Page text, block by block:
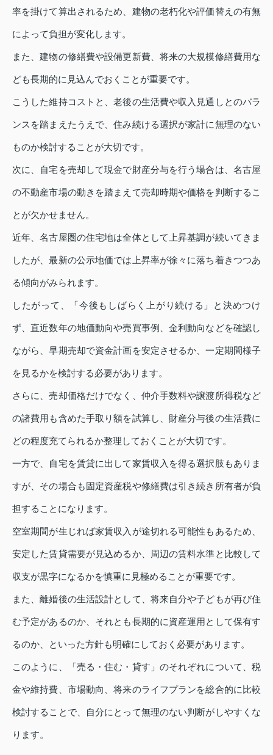
率を掛けて算出されるため、建物の老朽化や評価替えの有無
によって負担が変化します。
また、建物の修繕費や設備更新費、将来の大規模修繕費用な
ども長期的に見込んでおくことが重要です。
こうした維持コストと、老後の生活費や収入見通しとのバラ
ンスを踏まえたうえで、住み続ける選択が家計に無理のない
ものか検討することが大切です。
次に、自宅を売却して現金で財産分与を行う場合は、名古屋
の不動産市場の動きを踏まえて売却時期や価格を判断するこ
とが欠かせません。
近年、名古屋圏の住宅地は全体として上昇基調が続いてきま
したが、最新の公示地価では上昇率が徐々に落ち着きつつあ
る傾向がみられます。
したがって、「今後もしばらく上がり続ける」と決めつけ
ず、直近数年の地価動向や売買事例、金利動向などを確認し
ながら、早期売却で資金計画を安定させるか、一定期間様子
を見るかを検討する必要があります。
さらに、売却価格だけでなく、仲介手数料や譲渡所得税など
の諸費用も含めた手取り額を試算し、財産分与後の生活費に
どの程度充てられるか整理しておくことが大切です。
一方で、自宅を賃貸に出して家賃収入を得る選択肢もありま
すが、その場合も固定資産税や修繕費は引き続き所有者が負
担することになります。
空室期間が生じれば家賃収入が途切れる可能性もあるため、
安定した賃貸需要が見込めるか、周辺の賃料水準と比較して
収支が黒字になるかを慎重に見極めることが重要です。
また、離婚後の生活設計として、将来自分や子どもが再び住
む予定があるのか、それとも長期的に資産運用として保有す
るのか、といった方針も明確にしておく必要があります。
このように、「売る・住む・貸す」のそれぞれについて、税
金や維持費、市場動向、将来のライフプランを総合的に比較
検討することで、自分にとって無理のない判断がしやすくな
ります。